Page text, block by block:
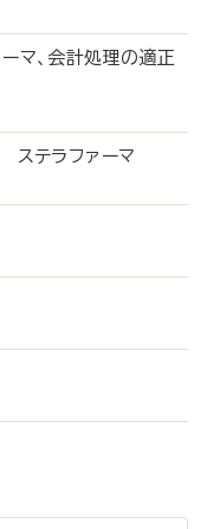
マ、会計処理の適正
ステラファーマ